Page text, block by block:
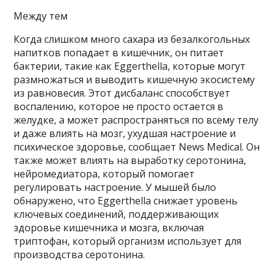
Между тем
Когда слишком много сахара из безалкогольных
напитков попадает в кишечник, он питает
бактерии, такие как Eggerthella, которые могут
размножаться и выводить кишечную экосистему
из равновесия. Этот дисбаланс способствует
воспалению, которое не просто остается в
желудке, а может распространяться по всему телу
и даже влиять на мозг, ухудшая настроение и
психическое здоровье, сообщает News Medical. Он
также может влиять на выработку серотонина,
нейромедиатора, который помогает
регулировать настроение. У мышей было
обнаружено, что Eggerthella снижает уровень
ключевых соединений, поддерживающих
здоровье кишечника и мозга, включая
триптофан, который организм использует для
производства серотонина.